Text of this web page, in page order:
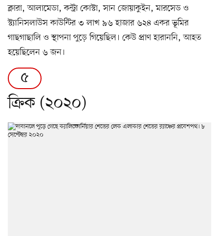
ক্লারা, আলামেডা, কন্ট্রা কোস্টা, সান জোয়াকুইন, মারসেড ও
স্ট্যানিসলাউস কাউন্টির ৩ লাখ ৯৬ হাজার ৬২৪ একর ভূমির
গাছগাছালি ও স্থাপনা পুড়ে গিয়েছিল। কেউ প্রাণ হারাননি, আহত
হয়েছিলেন ৬ জন।
৫
ক্রিক (২০২০)